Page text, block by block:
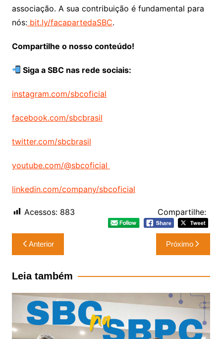
associação. A sua contribuição é fundamental para
nós:bit.ly/facapartedaSBC.
Compartilhe o nosso conteúdo!
Siga a SBC nas rede sociais:
instagram.com/sbcoficial
facebook.com/sbcbrasil
twitter.com/sbcbrasil
youtube.com/@sbcoficial
linkedin.com/company/sbcoficial
Compartilhe:
Acessos: 883
Navegação
de
Post
Anterior Próximo
Leia também